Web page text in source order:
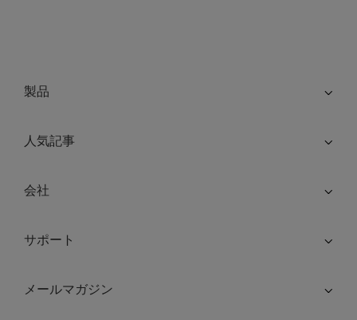
製品
人気記事
会社
サポート
メールマガジン